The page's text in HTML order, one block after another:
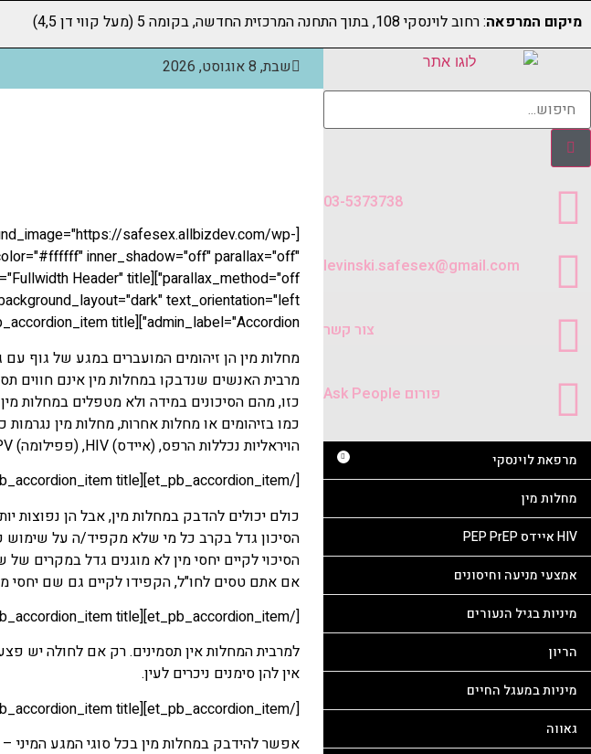
מיקום המרפאה: רחוב לוינסקי 108, בתוך התחנה המרכזית החדשה, בקומה 5 (מעל קווי דן 4,5)
03-5373738
levinski.safesex@gmail.com
צור קשר
פורום Ask People
מרפאת לוינסקי
מחלות מין
HIV איידס PEP PrEP
אמצעי מניעה וחיסונים
מיניות בגיל הנעורים
הריון
מיניות במעגל החיים
גאווה
שבת, 8 אוגוסט, 2026
safesex.allbizdev.com/wp-
inner_shadow="off" parallax="off"
admin_label="Accordion"][et_pb_accordion_item title="מהן מחלות מין ואיך הן עוברות?"]
מחלות מין הן זיהומים המועברים במגע של גוף עם
מרבית האנשים שנדבקו במחלות מין אינם חווים
כזו, מהם הסיכונים במידה ולא מטפלים במחלות
כמו בזיהומים או מחלות אחרות, מחלות מין נגרמות
הויראליות נכללות הרפס, (איידס) HIV, (פפילומה) HPV, צהבת.
[/et_pb_accordion_item][et_pb_accordion_item title="מי יכול להדבק במחלות מין?"]
כולם יכולים להדבק במחלות מין, אבל הן נפוצות יותר
הסיכון גדל בקרב כל מי שלא מקפיד/ה על שימוש
הסיכוי לקיים יחסי מין לא מוגנים גדל במקרים
אם אתם טסים לחו"ל, הקפידו לקיים גם שם יחסי
[/et_pb_accordion_item][et_pb_accordion_item title="האם אפשר לדעת אם למישהו יש מחלות מין?"]
למרבית המחלות אין תסמינים. רק אם לחולה יש
אין להן סימנים ניכרים לעין.
[/et_pb_accordion_item][et_pb_accordion_item title="האם אפשר להידבק במחלות מין ו- HIV ממין אוראלי?"]